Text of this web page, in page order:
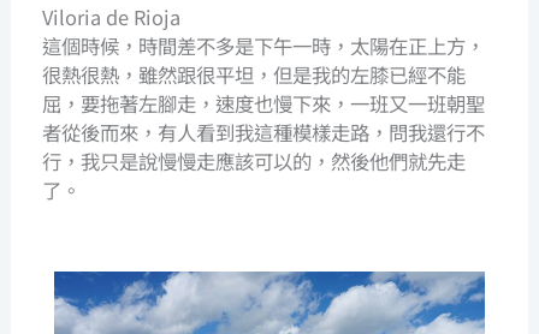
Viloria de Rioja
這個時候，時間差不多是下午一時，太陽在正上方，
很熱很熱，雖然跟很平坦，但是我的左膝已經不能
屈，要拖著左腳走，速度也慢下來，一班又一班朝聖
者從後而來，有人看到我這種模樣走路，問我還行不
行，我只是說慢慢走應該可以的，然後他們就先走
了。